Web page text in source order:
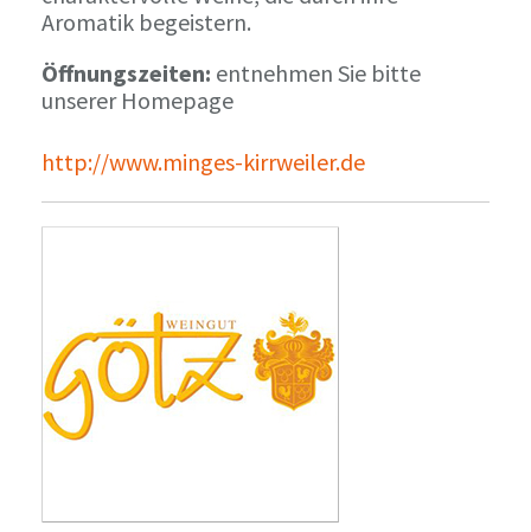
Aromatik begeistern.
Öffnungszeiten: entnehmen Sie bitte
unserer Homepage
http://www.minges-kirrweiler.de